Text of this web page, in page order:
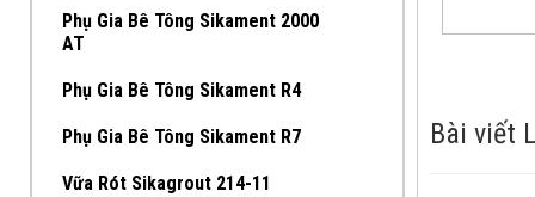
Phụ Gia Bê Tông Sikament 2000
AT
Phụ Gia Bê Tông Sikament R4
Phụ Gia Bê Tông Sikament R7
Vữa Rót Sikagrout 214-11
Bài viết